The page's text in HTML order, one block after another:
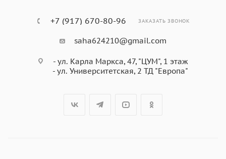
+7 (917) 670-80-96 ЗАКАЗАТЬ ЗВОНОК
saha624210@gmail.com
- ул. Карла Маркса, 47, "ЦУМ", 1 этаж
- ул. Университетская, 2 ТД "Европа"